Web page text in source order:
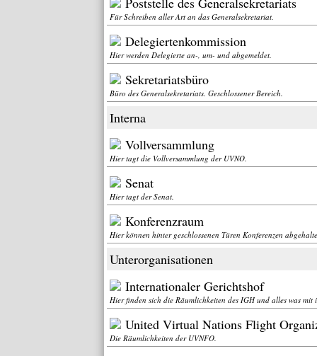
Für Schreiben aller Art an das Generalsekretariat.
Delegiertenkommission
Hier werden Delegierte an-, um- und abgemeldet.
Sekretariatsbüro
Büro des Generalsekretariats. Geschlossener Bereich.
Interna
Vollversammlung
Hier tagt die Vollversammlung der UVNO.
Senat
Hier tagt der Senat.
Konferenzraum
Hier können hinter geschlossenen Türen Konferenzen
Unterorganisationen
Internationaler Gerichtshof
Hier finden sich die Räumlichkeiten des IGH und alles was mit
United Virtual Nations Flight
Die Räumlichkeiten der UVNFO.